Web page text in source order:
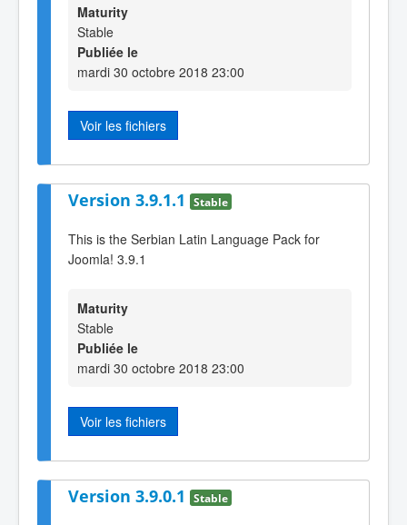
Maturity
Stable
Publiée le
mardi 30 octobre 2018 23:00
Voir les fichiers
Version 3.9.1.1 Stable
This is the Serbian Latin Language Pack for
Joomla! 3.9.1
Maturity
Stable
Publiée le
mardi 30 octobre 2018 23:00
Voir les fichiers
Version 3.9.0.1 Stable